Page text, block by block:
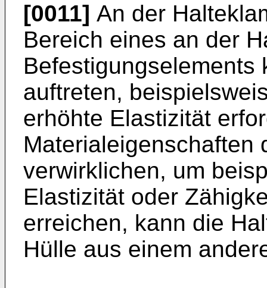
[0011] An der
Bereich eines an der
Befestigungselements
auftreten,
erhöhte Elastizität
Materialeigenschaften
verwirklichen, um
Elastizität oder
erreichen, kann die
Hülle aus einem